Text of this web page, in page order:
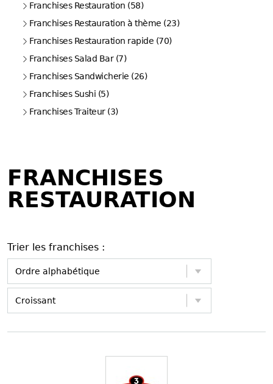
Franchises Restauration (58)
Franchises Restauration à thème (23)
Franchises Restauration rapide (70)
Franchises Salad Bar (7)
Franchises Sandwicherie (26)
Franchises Sushi (5)
Franchises Traiteur (3)
FRANCHISES
RESTAURATION
Trier les franchises :